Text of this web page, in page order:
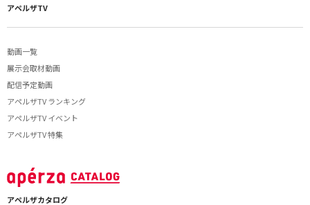
アペルザTV
動画一覧
展示会取材動画
配信予定動画
アペルザTV ランキング
アペルザTV イベント
アペルザTV 特集
アペルザカタログ